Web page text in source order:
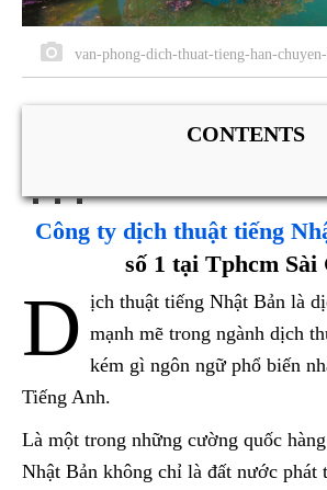
van-phong-dich-thuat-tieng-han-
CONTENTS
Công ty dịch thuật tiếng
số 1 tại Tphcm Sài
D ịch thuật tiếng Nhật Bản là
mạnh mẽ trong ngành dịch
kém gì ngôn ngữ phổ biến
Tiếng Anh.
Là một trong những cường quốc
Nhật Bản không chỉ là đất nước phát